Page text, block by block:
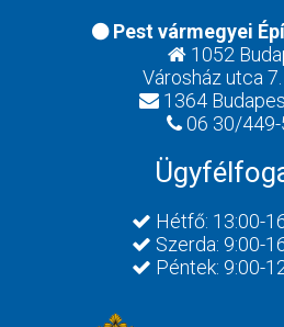
Pest vármegyei
1052
Városház utca 7.
1364
06 30/
Hétfő: 13:00-
Szerda: 9:00-
Péntek: 9:00-